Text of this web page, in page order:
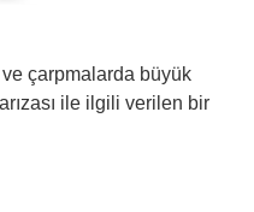
ve çarpmalarda büyük
ile ilgili verilen bir